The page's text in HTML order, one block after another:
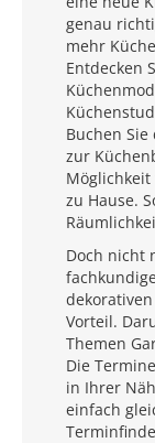
genau
mehr
Entdecken
Buchen
zur
zu Hause.
Doch nicht
Vorteil.
Themen
Die
in Ihrer
einfach